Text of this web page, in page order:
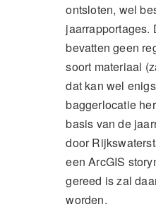
ontsloten, wel
jaarrapportages.
bevatten geen
soort materiaal
dat kan wel
baggerlocatie
basis van de
door
een ArcGIS
gereed is zal
worden.